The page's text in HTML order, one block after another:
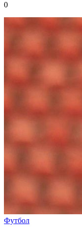
0
Футбол